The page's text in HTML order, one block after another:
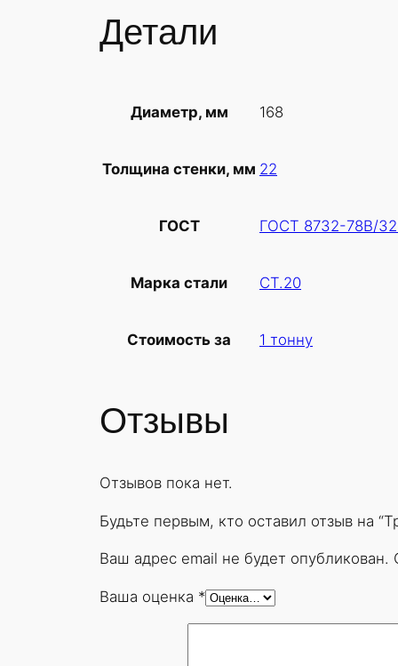
Детали
Диаметр, мм 168
Толщина стенки, мм 22
ГОСТ ГОСТ 8732-78В/
Марка стали СТ.20
Стоимость за 1 тонну
Отзывы
Отзывов пока нет.
Будьте первым, кто оставил отзыв на
Ваш адрес email не будет опубликован.
Ваша оценка *